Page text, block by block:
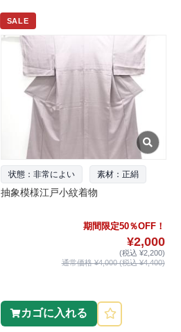
SALE
状態：非常によい 素材：正絹
抽象模様江戸小紋着物
期間限定50％OFF！
¥2,000
(税込 ¥2,200)
通常価格 ¥4,000 (税込 ¥4,400)
カゴに入れる